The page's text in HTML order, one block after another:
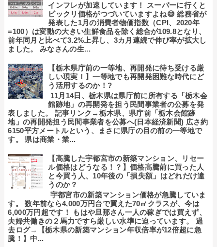
インフレが加速しています！ スーパーに行くと
ビックリ価格がつづいていますよね😅 総務省が
発表した1月の消費者物価指数（CPI、2020年
=100）は変動の大きい生鮮食品を除く総合が109.8となり、
前年同月と比べて3.2%上昇し、3カ月連続で伸び率が拡大し
ました。 みなさんの生...
【栃木県庁前の一等地、再開発に待ち受ける厳
しい現実！】一等地でも再開発困難な時代にど
う活用するのか！?
11月14日、栃木県は県庁前に所有する「栃木会
館跡地」の再開発を担う民間事業者の公募を発
表しました。 記事リンク→栃木県、県庁前「栃木会館跡
地」の再開発担う民間事業者を公募へ(日本経済新聞) 広さ約
6150平方メートルという、まさに県庁の目の前の一等地で
す。 県は商業・業...
【高騰した宇都宮市の新築マンション、リセー
ル価格はどうなる！？】価格高騰前に買った人
と今買う人、10年後の「損失額」はどれだけ違
うのか？
宇都宮市の新築マンション価格が急騰していま
す。 数年前なら4,000万円台で買えた70㎡クラスが、今は
6,000万円超です！ もはや旦那さん一人の稼ぎでは買えず、
夫婦共働きの２馬力ですら厳しい水準に迫っています。 過
去ログ→【栃木県の新築マンション年収倍率が12倍超に急
騰！】中...